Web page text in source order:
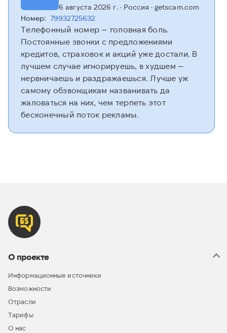
6 августа 2026 г.· Россия · getscam.com
Номер: 79932725632
Телефонный номер — головная боль.
Постоянные звонки с предложениями
кредитов, страховок и акций уже достали. В
лучшем случае игнорируешь, в худшем —
нервничаешь и раздражаешься. Лучше уж
самому обзвонщикам названивать да
жаловаться на них, чем терпеть этот
бесконечный поток рекламы.
О проекте
Информационные источники
Возможности
Отрасли
Тарифы
О нас